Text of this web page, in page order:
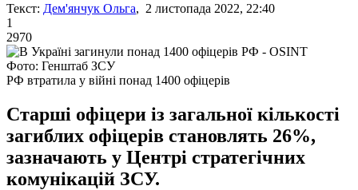
Текст: Дем'янчук Ольга, 2 листопада 2022, 22:40
1
2970
Фото: Генштаб ЗСУ
РФ втратила у війні понад 1400 офіцерів
Старші офіцери із загальної кількості
загиблих офіцерів становлять 26%,
зазначають у Центрі стратегічних
комунікацій ЗСУ.